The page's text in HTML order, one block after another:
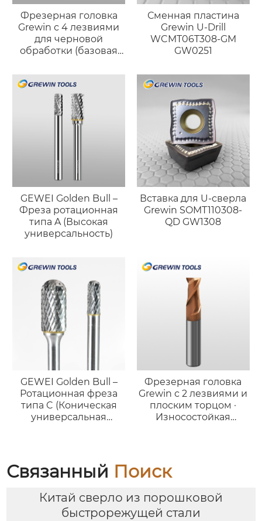
Фрезерная головка
Grewin с 4 лезвиями
для черновой
обработки (базовая
Сменная пластина
Grewin U-Drill
WCMT06T308-GM
GW0251
GEWEI Golden Bull –
Фреза ротационная
типа A (Высокая
универсальность)
Вставка для U-сверла
Grewin SOMT110308-
QD GW1308
GEWEI Golden Bull –
Ротационная фреза
типа C (Коническая
универсальная
Фрезерная головка
Grewin с 2 лезвиями и
плоским торцом ·
Износостойкая
Связанный Поиск
Китай сверло из порошковой
быстрорежущей стали